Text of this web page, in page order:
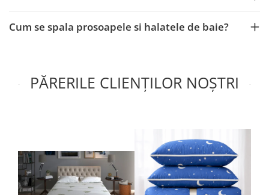
Cum se spala prosoapele si halatele de baie?
PĂRERILE CLIENȚILOR NOȘTRI